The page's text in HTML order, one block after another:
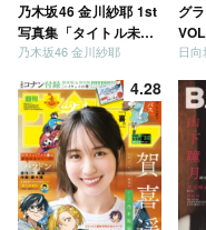
乃木坂46 金川紗耶 1st
写真集「タイトル未
定」
乃木坂46 金川紗耶
グ
リ
4.28